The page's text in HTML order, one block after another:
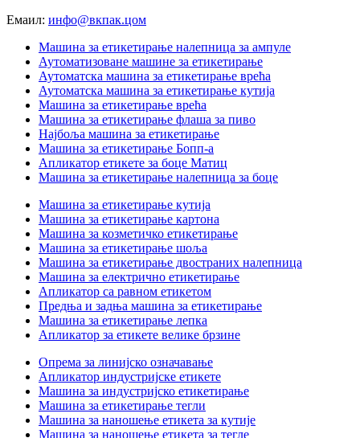
Емаил: инфо@вкпак.цом
Машина за етикетирање налепница за ампуле
Аутоматизоване машине за етикетирање
Аутоматска машина за етикетирање врећа
Аутоматска машина за етикетирање кутија
Машина за етикетирање врећа
Машина за етикетирање флаша за пиво
Најбоља машина за етикетирање
Машина за етикетирање Бопп-а
Апликатор етикете за боце Матиц
Машина за етикетирање налепница за боце
Машина за етикетирање кутија
Машина за етикетирање картона
Машина за козметичко етикетирање
Машина за етикетирање шоља
Машина за етикетирање двостраних налепница
Машина за електрично етикетирање
Апликатор са равном етикетом
Предња и задња машина за етикетирање
Машина за етикетирање лепка
Апликатор за етикете велике брзине
Опрема за линијско означавање
Апликатор индустријске етикете
Машина за индустријско етикетирање
Машина за етикетирање тегли
Машина за наношење етикета за кутије
Машина за наношење етикета за тегле